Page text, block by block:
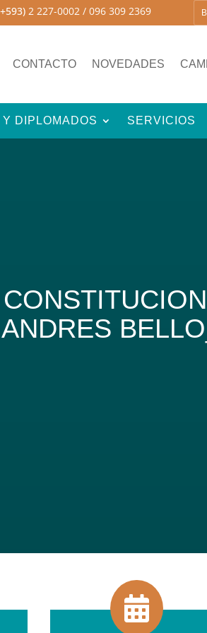
2 227-0002 / 096 309 2369
CONTACTO NOVEDADES
DIPLOMADOS SERVICIOS
